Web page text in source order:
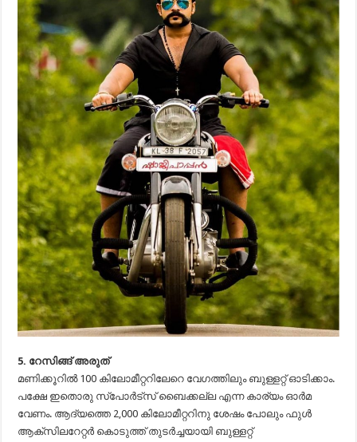
5. റേസിങ്ങ് അരുത്
മണിക്കൂറില്‍ 100 കിലോമീറ്ററിലേറെ വേഗത്തിലും ബുള്ളറ്റ് ഓടിക്കാം.
പക്ഷേ ഇതൊരു സ്പോര്‍ട്സ് ബൈക്കല്ല എന്ന കാര്യം ഓര്‍മ
വേണം. ആദ്യത്തെ 2,000 കിലോമീറ്ററിനു ശേഷം പോലും ഫുള്‍
ആക്സിലറേറ്റര്‍ കൊടുത്ത് തുടര്‍ച്ചയായി ബുള്ളറ്റ്